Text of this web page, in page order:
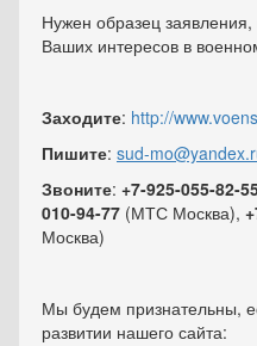
Нужен образец
Ваших интересов в
Заходите: http://
Пишите: sud-
Звоните: +7-925-055-82-
010-94-77 (МТС Москва),
Москва)
Мы будем признательны,
развитии нашего сайта: